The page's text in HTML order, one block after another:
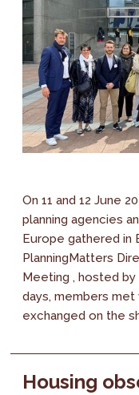
On 11 and 12 June
planning agencies
Europe gathered
PlanningMatters
Meeting , hosted
days, members met
exchanged on the
Housing